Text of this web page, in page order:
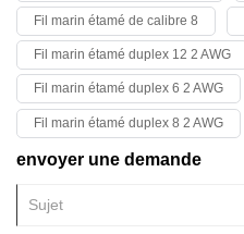
inspecter soigneusement et vous
uniquement à l’intuition ne suffit pas.
Fil marin étamé de calibre 8
Fil marin étamé duplex 12 2 AWG
Fil marin étamé duplex 6 2 AWG
Fil marin étamé duplex 8 2 AWG
envoyer une demande